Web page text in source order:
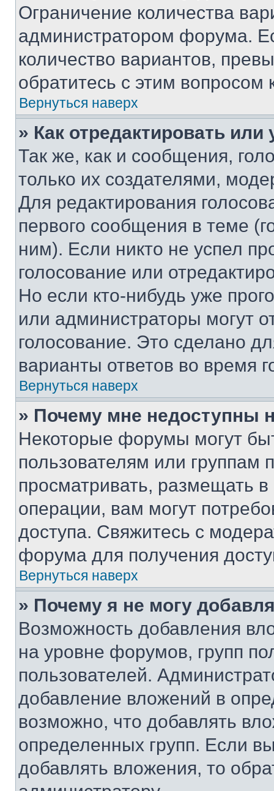
Ограничение количества
администратором форума.
количество вариантов,
обратитесь с этим вопросом
Вернуться наверх
» Как отредактировать
Так же, как и сообщения,
только их создателями,
Для редактирования
первого сообщения в теме
ним). Если никто не успел
голосование или
Но если кто-нибудь уже
или администраторы могут
голосование. Это сделано
варианты ответов во время
Вернуться наверх
» Почему мне недоступны
Некоторые форумы могут
пользователям или группам
просматривать, размещать
операции, вам могут
доступа. Свяжитесь с
форума для получения
Вернуться наверх
» Почему я не могу
Возможность добавления
на уровне форумов, групп
пользователей.
добавление вложений в
возможно, что добавлять
определенных групп. Если
добавлять вложения, то